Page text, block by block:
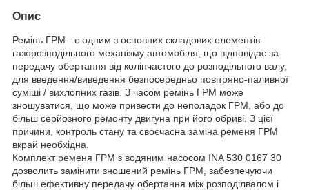
Опис
Ремінь ГРМ - є одним з основних складових елементів
газорозподільного механізму автомобіля, що відповідає за
передачу обертання від колінчастого до розподільного валу,
для введення/виведення безпосередньо повітряно-паливної
суміші / вихлопних газів. З часом ремінь ГРМ може
зношуватися, що може привести до неполадок ГРМ, або до
більш серйозного ремонту двигуна при його обриві. З цієї
причини, контроль стану та своєчасна заміна ременя ГРМ
вкрай необхідна.
Комплект ременя ГРМ з водяним насосом INA 530 0167 30
дозволить замінити зношений ремінь ГРМ, забезпечуючи
більш ефективну передачу обертання між розподілвалом і